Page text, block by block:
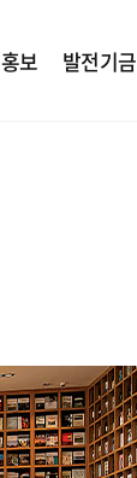
홍보 발전기금